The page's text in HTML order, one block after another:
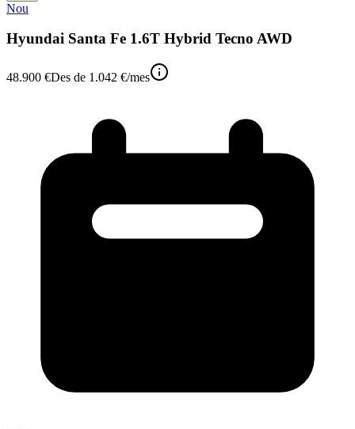
Nou
Hyundai Santa Fe 1.6T Hybrid Tecno AWD
48.900 €Des de 1.042 €/mes